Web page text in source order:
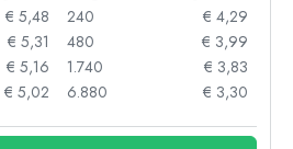
€ 5,48
€ 5,31
€ 5,16
€ 5,02
240
€ 4,29
480
€ 3,99
1.740
€ 3,83
6.880
€ 3,30